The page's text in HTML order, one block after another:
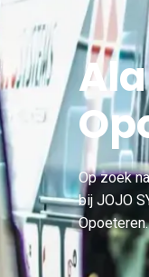
Op zoek
bij JOJO
Opoeteren.